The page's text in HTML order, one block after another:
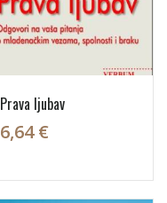
Prava ljubav
6,64 €